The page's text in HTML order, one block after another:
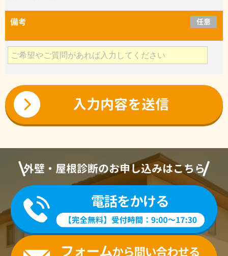
備考 任意
外壁・屋根診断のお申し込みはこちら